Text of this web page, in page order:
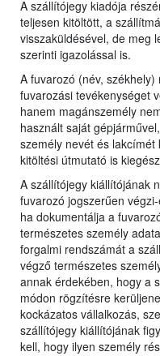
A szállítójegy kiadója
teljesen kitöltött, a
visszaküldésével, de meg
szerinti igazolással is.
A fuvarozó (név,
fuvarozási tevékenységet
hanem magánszemély
használt saját
személy nevét és
kitöltési útmutató is
A szállítójegy kiállítójának
fuvarozó jogszerűen
ha dokumentálja a
természetes személy
forgalmi rendszámát a
végző természetes
annak érdekében, hogy a
módon rögzítésre
kockázatos vállalkozás,
szállítójegy kiállítójának
kell, hogy ilyen személy